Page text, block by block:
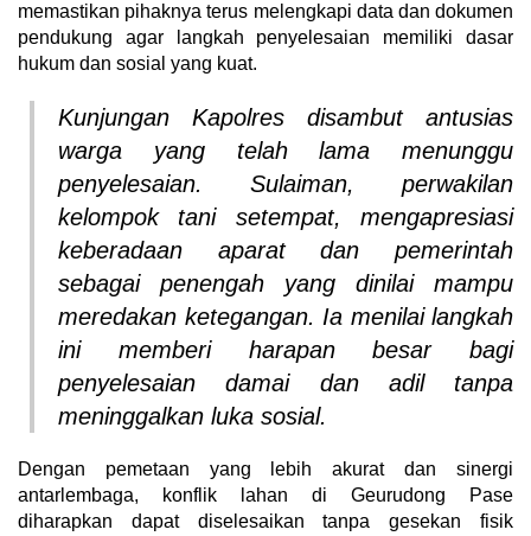
memastikan pihaknya terus melengkapi data dan dokumen
pendukung agar langkah penyelesaian memiliki dasar
hukum dan sosial yang kuat.
Kunjungan Kapolres disambut antusias
warga yang telah lama menunggu
penyelesaian. Sulaiman, perwakilan
kelompok tani setempat, mengapresiasi
keberadaan aparat dan pemerintah
sebagai penengah yang dinilai mampu
meredakan ketegangan. Ia menilai langkah
ini memberi harapan besar bagi
penyelesaian damai dan adil tanpa
meninggalkan luka sosial.
Dengan pemetaan yang lebih akurat dan sinergi
antarlembaga, konflik lahan di Geurudong Pase
diharapkan dapat diselesaikan tanpa gesekan fisik